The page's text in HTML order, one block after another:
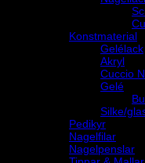
Konstmaterial
Gelélack
Akryl
Cuccio
Gelé
Silke/
Pedikyr
Nagelfilar
Nagelpenslar